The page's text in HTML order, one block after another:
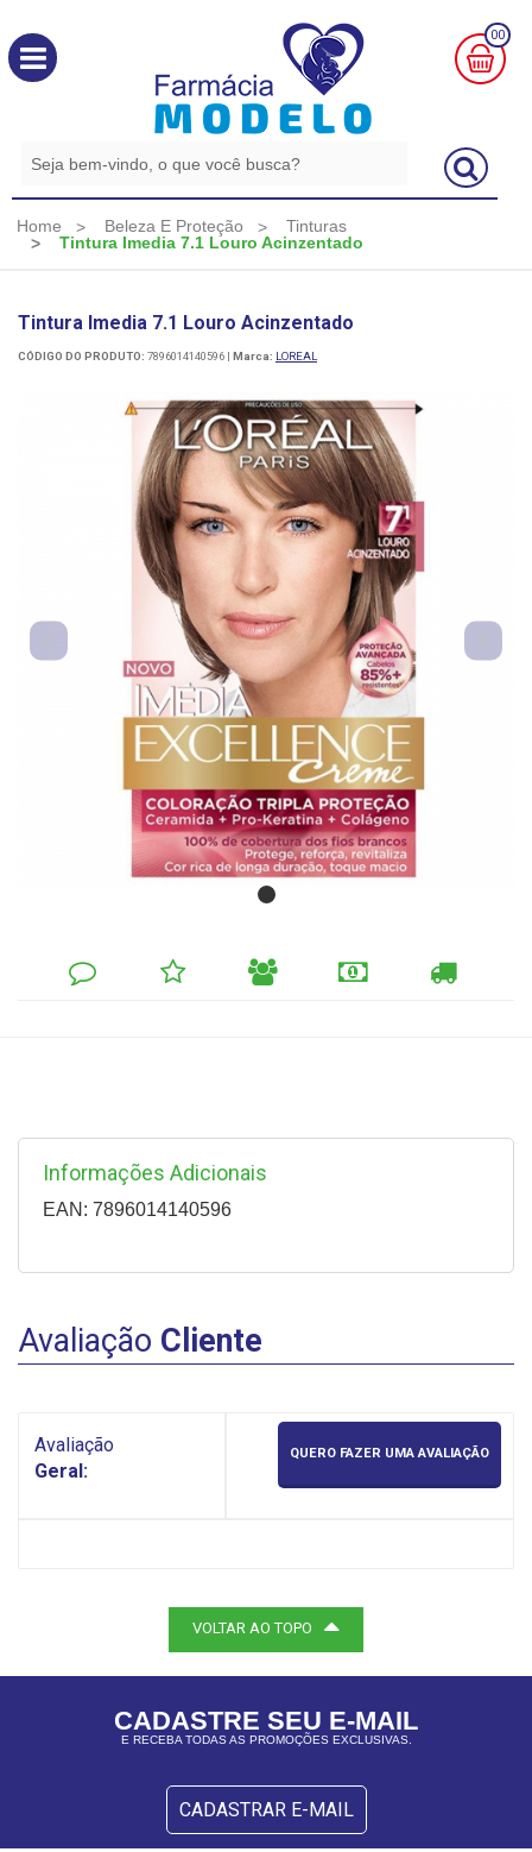
00
0,00
Home Beleza E Proteção
Tinturas
Tintura Imedia 7.1 Louro Acinzentado
Tintura Imedia 7.1 Louro Acinzentado
CÓDIGO DO PRODUTO: 7896014140596 | Marca: LOREAL
DEIXE
COMENTÁRIO
MINHA
LISTA
INDIQUE
FORMAS
CALCULAR
FRETE
Informações Adicionais
EAN: 7896014140596
Avaliação Cliente
Avaliação
Geral:
QUERO FAZER UMA AVALIAÇÃO
VOLTAR AO TOPO
CADASTRE SEU E-MAIL
E RECEBA TODAS AS PROMOÇÕES EXCLUSIVAS.
CADASTRAR E-MAIL